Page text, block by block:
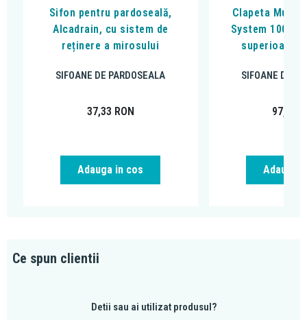
Sifon pentru pardoseală,
Alcadrain, cu sistem de
reținere a mirosului
SIFOANE DE PARDOSEALA
37,33 RON
Adauga in cos
Clapeta
System 100,
superioara
SIFOANE DE
97,91
Adauga
Ce spun clientii
Detii sau ai utilizat produsul?